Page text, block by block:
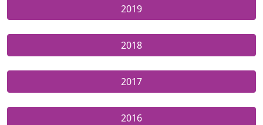
2019
2018
2017
2016